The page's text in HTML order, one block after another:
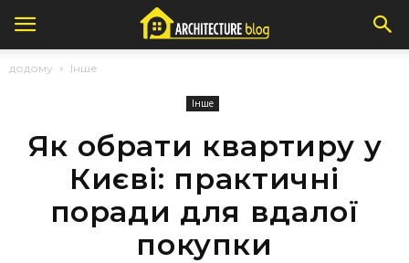
додому Інше
Інше
Як обрати квартиру у
Києві: практичні
поради для вдалої
покупки